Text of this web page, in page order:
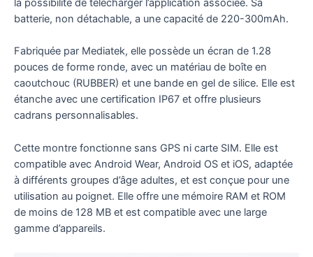
la possibilité de télécharger l’application associée. Sa
batterie, non détachable, a une capacité de 220-300mAh.
Fabriquée par Mediatek, elle possède un écran de 1.28
pouces de forme ronde, avec un matériau de boîte en
caoutchouc (RUBBER) et une bande en gel de silice. Elle est
étanche avec une certification IP67 et offre plusieurs
cadrans personnalisables.
Cette montre fonctionne sans GPS ni carte SIM. Elle est
compatible avec Android Wear, Android OS et iOS, adaptée
à différents groupes d’âge adultes, et est conçue pour une
utilisation au poignet. Elle offre une mémoire RAM et ROM
de moins de 128 MB et est compatible avec une large
gamme d’appareils.